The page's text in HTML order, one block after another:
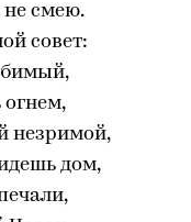
смею.
совет:
незримой,
дом,